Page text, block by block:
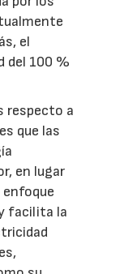
el
del 100 %
respecto a
que las
en lugar
facilita la